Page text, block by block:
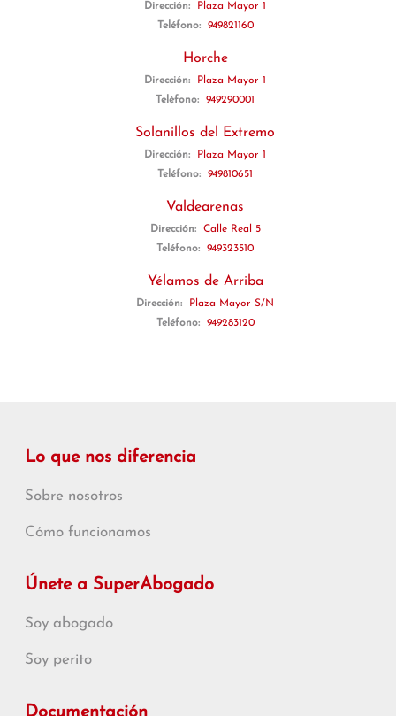
Dirección:
Plaza Mayor 1
Teléfono:
949821160
Horche
Dirección:
Plaza Mayor 1
Teléfono:
949290001
Solanillos del Extremo
Dirección:
Plaza Mayor 1
Teléfono:
949810651
Valdearenas
Dirección:
Calle Real 5
Teléfono:
949323510
Yélamos de Arriba
Dirección:
Plaza Mayor S/N
Teléfono:
949283120
Lo que nos diferencia
Sobre nosotros
Cómo funcionamos
Únete a SuperAbogado
Soy abogado
Soy perito
Documentación